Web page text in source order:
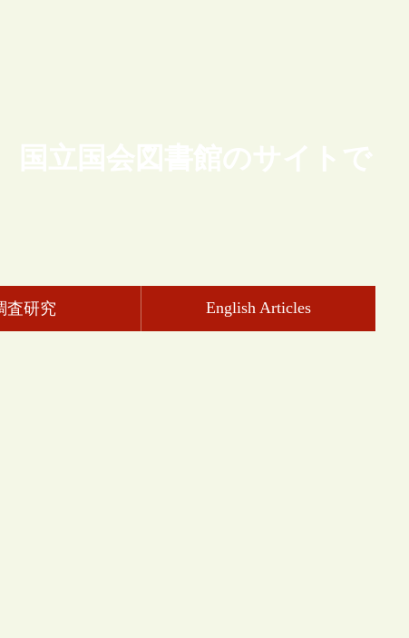
国立国会図書館のサイトで
査研究 English Articles